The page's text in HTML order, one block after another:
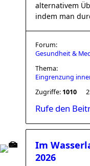
alternativem
indem man
Forum:
Gesundheit &
Thema:
Eingrenzung
Zugriffe: 1010
Rufe den
Im
2026